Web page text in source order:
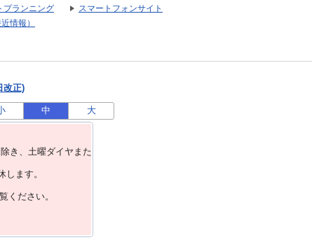
プランニング
スマートフォンサイト
情報）
改正)
中 大
き、⼟曜ダイヤまた
ます。
ください。